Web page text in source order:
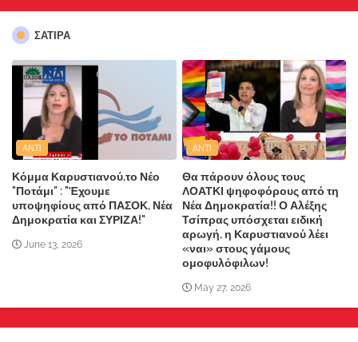
ΣΑΤΙΡΑ
ANTI
Κόμμα Καρυστιανού,το Νέο
"Ποτάμι" : "Έχουμε
υποψηφίους από ΠΑΣΟΚ, Νέα
Δημοκρατία και ΣΥΡΙΖΑ!"
June 13, 2026
ANTI
Θα πάρουν όλους τους
ΛΟΑΤΚΙ ψηφοφόρους από τη
Νέα Δημοκρατία!! Ο Αλέξης
Τσίπρας υπόσχεται ειδική
αρωγή, η Καρυστιανού λέει
«ναι» στους γάμους
ομοφυλόφιλων!
May 27, 2026